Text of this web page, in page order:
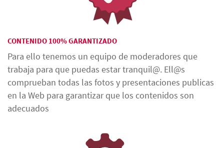
CONTENIDO 100% GARANTIZADO
Para ello tenemos un equipo de moderadores que
trabaja para que puedas estar tranquil@. Ell@s
comprueban todas las fotos y presentaciones publicas
en la Web para garantizar que los contenidos son
adecuados